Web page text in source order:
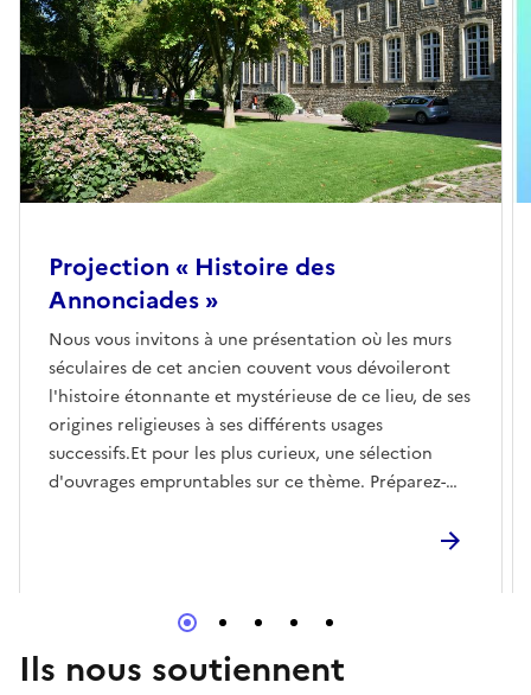
Projection « Histoire des
Annonciades »
Nous vous invitons à une présentation où les murs
séculaires de cet ancien couvent vous dévoileront
l'histoire étonnante et mystérieuse de ce lieu, de ses
origines religieuses à ses différents usages
successifs.Et pour les plus curieux, une sélection
d'ouvrages empruntables sur ce thème. Préparez-
Ils nous soutiennent